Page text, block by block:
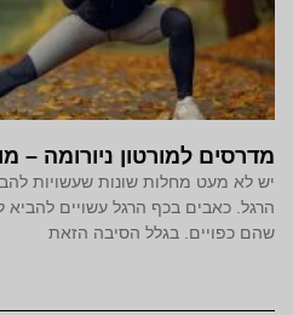
מדרסים למורטון ניורומה –
יש לא מעט מחלות שונות שעשויות
הרגל. כאבים בכף הרגל עשויים להביא
שהם כפויים. בגלל הסיבה הזאת